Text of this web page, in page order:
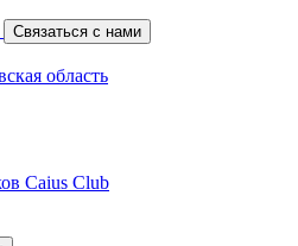
Связаться с нами
область
Caius Club